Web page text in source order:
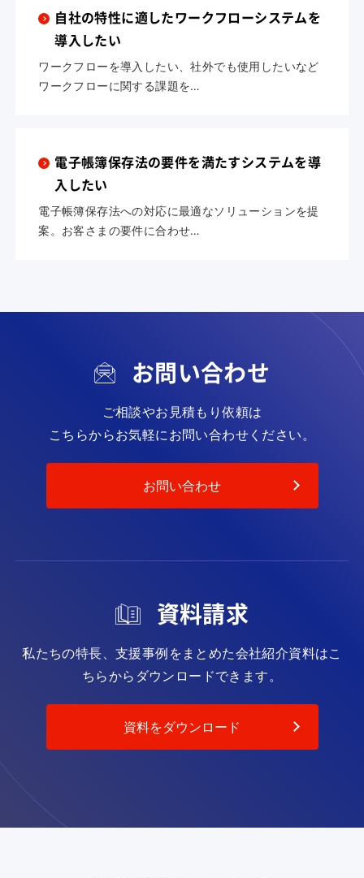
自社の特性に適したワークフローシステムを
導入したい
ワークフローを導入したい、社外でも使用したいなど
ワークフローに関する課題を…
電子帳簿保存法の要件を満たすシステムを導
入したい
電子帳簿保存法への対応に最適なソリューションを提
案。お客さまの要件に合わせ…
お問い合わせ
ご相談やお見積もり依頼は
こちらからお気軽にお問い合わせください。
お問い合わせ
資料請求
私たちの特長、支援事例をまとめた会社紹介資料はこ
ちらからダウンロードできます。
資料をダウンロード